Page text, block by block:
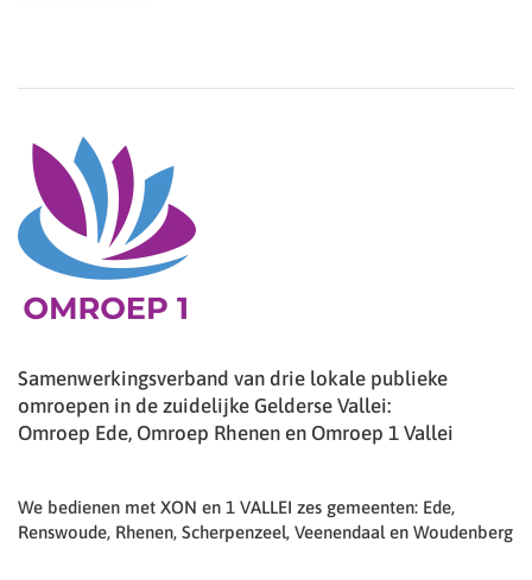
Samenwerkingsverband van drie lokale publieke
omroepen in de zuidelijke Gelderse Vallei:
Omroep Ede, Omroep Rhenen en Omroep 1 Vallei
We bedienen met XON en 1 VALLEI zes gemeenten: Ede,
Renswoude, Rhenen, Scherpenzeel, Veenendaal en Woudenberg